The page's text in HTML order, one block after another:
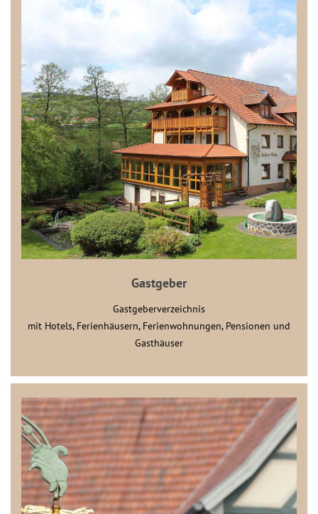
Gastgeber
Gastgeberverzeichnis
mit Hotels, Ferienhäusern, Ferienwohnungen, Pensionen und
Gasthäuser